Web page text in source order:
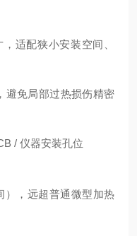
，适配狭小安装空间、
避免局部过热损伤精密
/ 仪器安装孔位
），远超普通微型加热